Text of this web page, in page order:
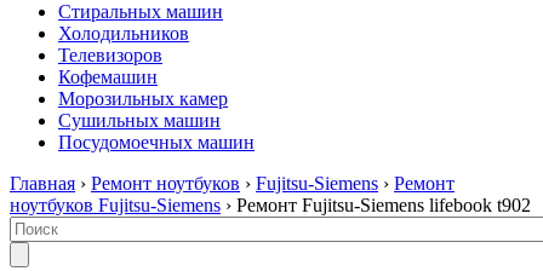
Стиральных машин
Холодильников
Телевизоров
Кофемашин
Морозильных камер
Сушильных машин
Посудомоечных машин
Главная › Ремонт ноутбуков › Fujitsu-Siemens › Ремонт
ноутбуков Fujitsu-Siemens › Ремонт Fujitsu-Siemens lifebook t902